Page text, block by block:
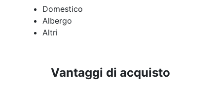
Domestico
Albergo
Altri
Vantaggi di acquisto